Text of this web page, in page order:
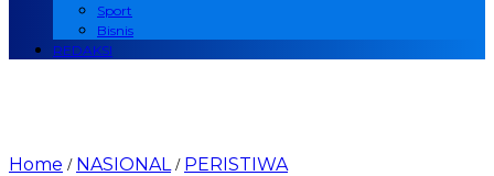
Sport
Bisnis
REDAKSI
Home / NASIONAL / PERISTIWA